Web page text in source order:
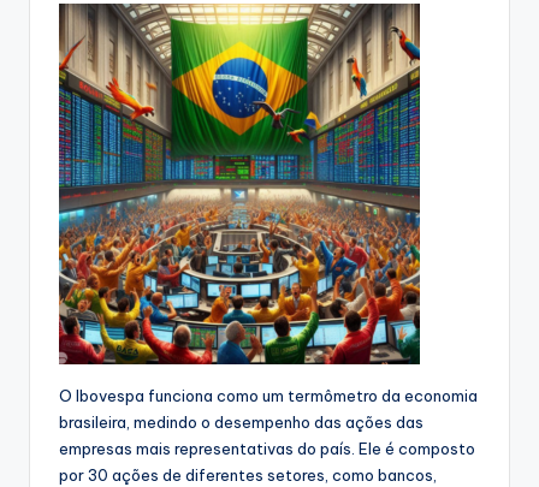
O Ibovespa funciona como um termômetro da economia
brasileira, medindo o desempenho das ações das
empresas mais representativas do país. Ele é composto
por 30 ações de diferentes setores, como bancos,